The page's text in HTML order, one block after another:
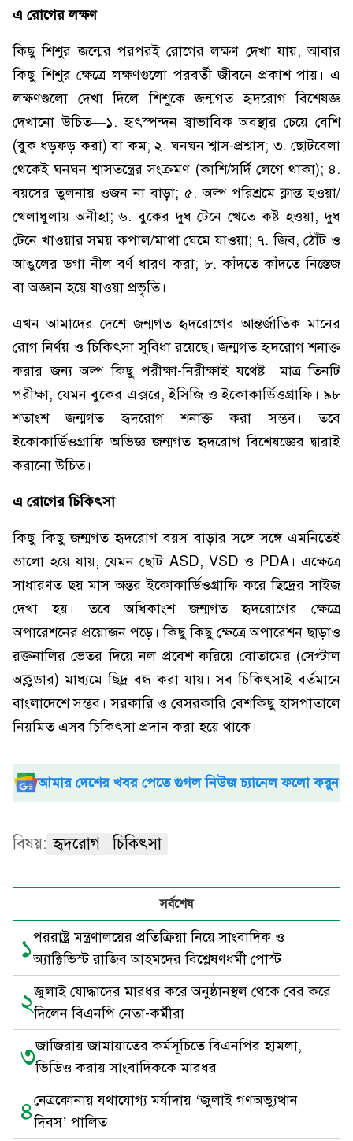
এ রোগের লক্ষণ
কিছু শিশুর জন্মের পরপরই রোগের লক্ষণ দেখা যায়, আবার
কিছু শিশুর ক্ষেত্রে লক্ষণগুলো পরবর্তী জীবনে প্রকাশ পায়। এ
লক্ষণগুলো দেখা দিলে শিশুকে জন্মগত হৃদরোগ বিশেষজ্ঞ
দেখানো উচিত—১. হৃৎস্পন্দন স্বাভাবিক অবস্থার চেয়ে বেশি
(বুক ধড়ফড় করা) বা কম; ২. ঘনঘন শ্বাস-প্রশ্বাস; ৩. ছোটবেলা
থেকেই ঘনঘন শ্বাসতন্ত্রের সংক্রমণ (কাশি/সর্দি লেগে থাকা); ৪.
বয়সের তুলনায় ওজন না বাড়া; ৫. অল্প পরিশ্রমে ক্লান্ত হওয়া/
খেলাধুলায় অনীহা; ৬. বুকের দুধ টেনে খেতে কষ্ট হওয়া, দুধ
টেনে খাওয়ার সময় কপাল/মাথা ঘেমে যাওয়া; ৭. জিব, ঠোঁট ও
আঙুলের ডগা নীল বর্ণ ধারণ করা; ৮. কাঁদতে কাঁদতে নিস্তেজ
বা অজ্ঞান হয়ে যাওয়া প্রভৃতি।
এখন আমাদের দেশে জন্মগত হৃদরোগের আন্তর্জাতিক মানের
রোগ নির্ণয় ও চিকিৎসা সুবিধা রয়েছে। জন্মগত হৃদরোগ শনাক্ত
করার জন্য অল্প কিছু পরীক্ষা-নিরীক্ষাই যথেষ্ট—মাত্র তিনটি
পরীক্ষা, যেমন বুকের এক্সরে, ইসিজি ও ইকোকার্ডিওগ্রাফি। ৯৮
শতাংশ জন্মগত হৃদরোগ শনাক্ত করা সম্ভব। তবে
ইকোকার্ডিওগ্রাফি অভিজ্ঞ জন্মগত হৃদরোগ বিশেষজ্ঞের দ্বারাই
করানো উচিত।
এ রোগের চিকিৎসা
কিছু কিছু জন্মগত হৃদরোগ বয়স বাড়ার সঙ্গে সঙ্গে এমনিতেই
ভালো হয়ে যায়, যেমন ছোট ASD, VSD ও PDA। এক্ষেত্রে
সাধারণত ছয় মাস অন্তর ইকোকার্ডিওগ্রাফি করে ছিদ্রের সাইজ
দেখা হয়। তবে অধিকাংশ জন্মগত হৃদরোগের ক্ষেত্রে
অপারেশনের প্রয়োজন পড়ে। কিছু কিছু ক্ষেত্রে অপারেশন ছাড়াও
রক্তনালির ভেতর দিয়ে নল প্রবেশ করিয়ে বোতামের (সেপ্টাল
অক্লুডার) মাধ্যমে ছিদ্র বন্ধ করা যায়। সব চিকিৎসাই বর্তমানে
বাংলাদেশে সম্ভব। সরকারি ও বেসরকারি বেশকিছু হাসপাতালে
নিয়মিত এসব চিকিৎসা প্রদান করা হয়ে থাকে।
আমার দেশের খবর পেতে গুগল নিউজ চ্যানেল ফলো করুন
বিষয়: হৃদরোগ চিকিৎসা
সর্বশেষ
১পররাষ্ট্র মন্ত্রণালয়ের প্রতিক্রিয়া নিয়ে সাংবাদিক ও
অ্যাক্টিভিস্ট রাজিব আহমদের বিশ্লেষণধর্মী পোস্ট
২জুলাই যোদ্ধাদের মারধর করে অনুষ্ঠানস্থল থেকে বের করে
দিলেন বিএনপি নেতা-কর্মীরা
৩জাজিরায় জামায়াতের কর্মসূচিতে বিএনপির হামলা,
ভিডিও করায় সাংবাদিককে মারধর
৪নেত্রকোনায় যথাযোগ্য মর্যাদায় ‘জুলাই গণঅভ্যুত্থান
দিবস’ পালিত